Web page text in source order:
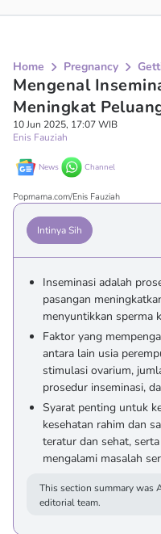
Home Pregnancy
Mengenal
Meningkat
10 Jun 2025, 17:07 WIB
Enis Fauziah
News Channel
Popmama.com/Enis Fauziah
Intinya Sih
Inseminasi adalah
pasangan
menyuntikkan sperma
Faktor yang
antara lain usia
stimulasi ovarium,
prosedur inseminasi,
Syarat penting untuk
kesehatan rahim dan
teratur dan sehat,
mengalami masalah
This section summary was
editorial team.